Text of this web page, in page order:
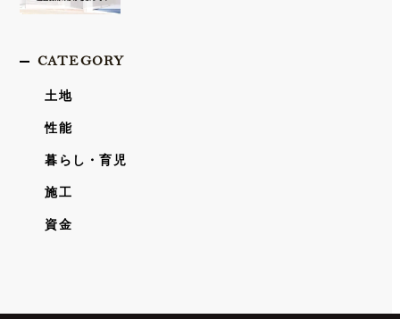
CATEGORY
土地
性能
暮らし・育児
施工
資金